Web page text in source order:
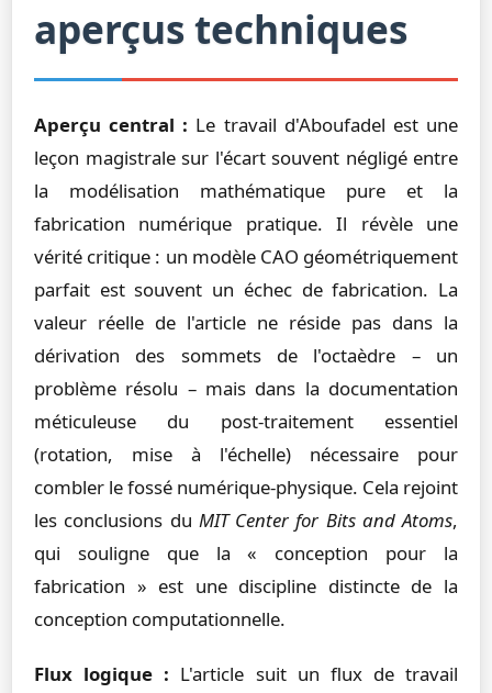
aperçus techniques
Aperçu central : Le travail d'Aboufadel est une
leçon magistrale sur l'écart souvent négligé entre
la modélisation mathématique pure et la
fabrication numérique pratique. Il révèle une
vérité critique : un modèle CAO géométriquement
parfait est souvent un échec de fabrication. La
valeur réelle de l'article ne réside pas dans la
dérivation des sommets de l'octaèdre – un
problème résolu – mais dans la documentation
méticuleuse du post-traitement essentiel
(rotation, mise à l'échelle) nécessaire pour
combler le fossé numérique-physique. Cela rejoint
les conclusions du MIT Center for Bits and Atoms,
qui souligne que la « conception pour la
fabrication » est une discipline distincte de la
conception computationnelle.
Flux logique : L'article suit un flux de travail